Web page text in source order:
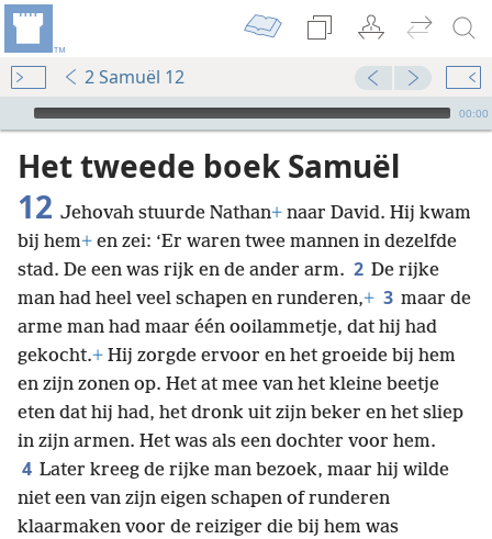
2 Samuël 12
Audio Player
00:00
Het tweede boek Samuël
12 Jehovah stuurde Nathan+ naar David. Hij kwam
bij hem+ en zei: ‘Er waren twee mannen in dezelfde
stad. De een was rijk en de ander arm. 2 De rijke
man had heel veel schapen en runderen,+ 3 maar de
arme man had maar één ooilammetje, dat hij had
gekocht.+ Hij zorgde ervoor en het groeide bij hem
en zijn zonen op. Het at mee van het kleine beetje
eten dat hij had, het dronk uit zijn beker en het sliep
in zijn armen. Het was als een dochter voor hem.
4 Later kreeg de rijke man bezoek, maar hij wilde
niet een van zijn eigen schapen of runderen
klaarmaken voor de reiziger die bij hem was